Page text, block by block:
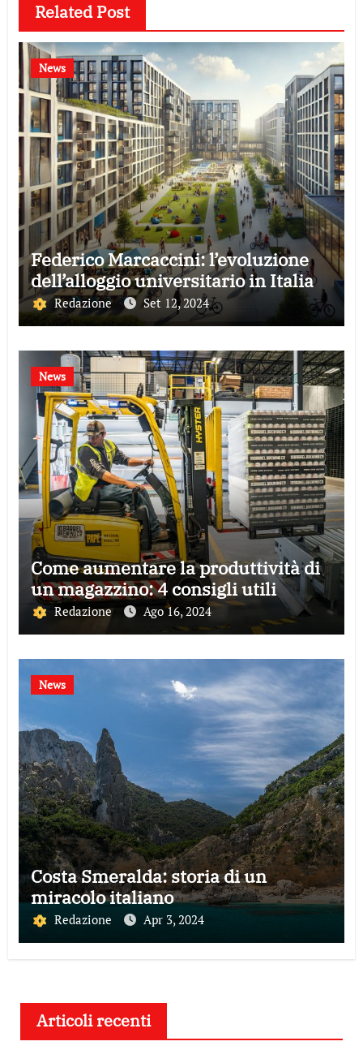
Related Post
News
Federico Marcaccini: l’evoluzione
dell’alloggio universitario in Italia
Redazione Set 12, 2024
News
Come aumentare la produttività di
un magazzino: 4 consigli utili
Redazione Ago 16, 2024
News
Costa Smeralda: storia di un
miracolo italiano
Redazione Apr 3, 2024
Articoli recenti